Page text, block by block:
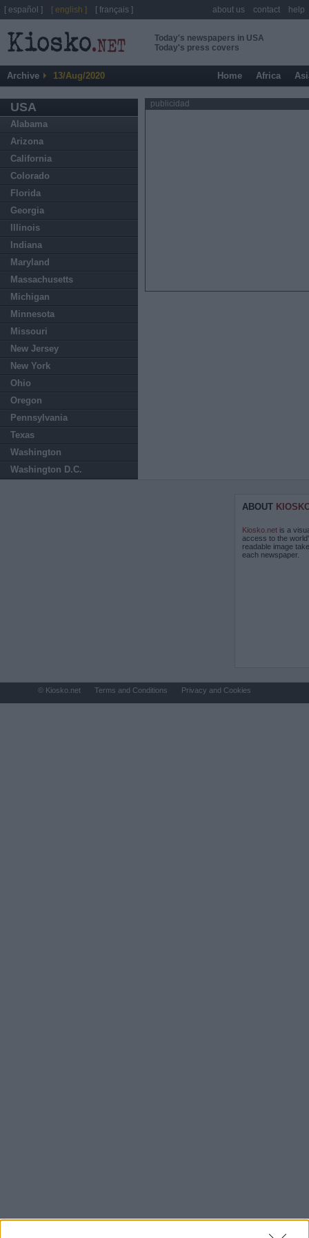
Today's newspapers in USA
Today's press covers
Archive 13/Aug/2020 Home Africa
USA
Alabama
Arizona
California
Colorado
Florida
Georgia
Illinois
Indiana
Maryland
Massachusetts
Michigan
Minnesota
Missouri
New Jersey
New York
Ohio
Oregon
Pennsylvania
Texas
Washington
Washington D.C.
publicidad
ABOUT
Kiosko.net is a
access to the
readable image
each newspaper.
[ español ] [ english ] [ français ] about us contact help
© Kiosko.net Terms and Conditions Privacy and Cookies